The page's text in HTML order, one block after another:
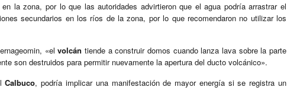
la zona, por lo que las autoridades advirtieron que el agua podría arrastrar el
secundarios en los ríos de la zona, por lo que recomendaron no utilizar los
«elvolcán tiende a construir domos cuando lanza lava sobre la parte
son destruidos para permitir nuevamente la apertura del ducto volcánico».
Calbuco, podría implicar una manifestación de mayor energía si se registra un